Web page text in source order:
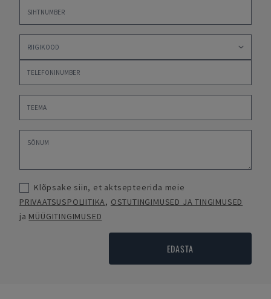
Klõpsake siin, et aktsepteerida meie
PRIVAATSUSPOLIITIKA, OSTUTINGIMUSED JA TINGIMUSED
ja MÜÜGITINGIMUSED
EDASTA